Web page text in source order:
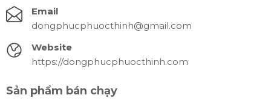
Email
dongphucphuocthinh@gmail.com
Website
https://dongphucphuocthinh.com
Sản phẩm bán chạy